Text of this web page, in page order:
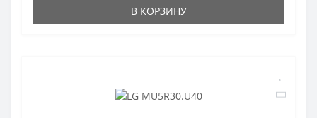
В КОРЗИНУ